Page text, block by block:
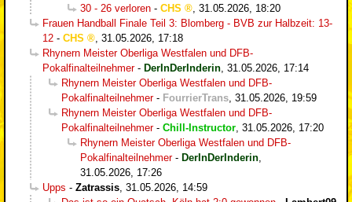
30 - 26 verloren - CHS , 31.05.2026, 18:20
Frauen Handball Finale Teil 3: Blomberg - BVB zur Halbzeit: 13-
12 - CHS , 31.05.2026, 17:18
Rhynern Meister Oberliga Westfalen und DFB-
Pokalfinalteilnehmer- DerInDerInderin, 31.05.2026, 17:14
Rhynern Meister Oberliga Westfalen und DFB-
Pokalfinalteilnehmer- FourrierTrans, 31.05.2026, 19:59
Rhynern Meister Oberliga Westfalen und DFB-
Pokalfinalteilnehmer- Chill-Instructor, 31.05.2026, 17:20
Rhynern Meister Oberliga Westfalen und DFB-
Pokalfinalteilnehmer- DerInDerInderin,
31.05.2026, 17:26
Upps - Zatrassis, 31.05.2026, 14:59